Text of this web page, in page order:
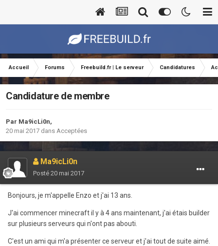
Accueil Forums Freebuild.fr | Le serveur Candidatures
Candidature de membre
Par Ma9icLi0n,
20 mai 2017 dans Acceptées
Ma9icLi0n
Posté 20 mai 2017
Bonjours, je m'appelle Enzo et j'ai 13 ans.
J'ai commencer minecraft il y à 4 ans maintenant, j'ai étais builder
sur plusieurs serveurs qui n'ont pas abouti.
C'est un ami qui m'a présenter ce serveur et j'ai tout de suite aimé.